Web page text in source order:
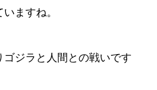
ますね。
ゴジラと人間との戦いです